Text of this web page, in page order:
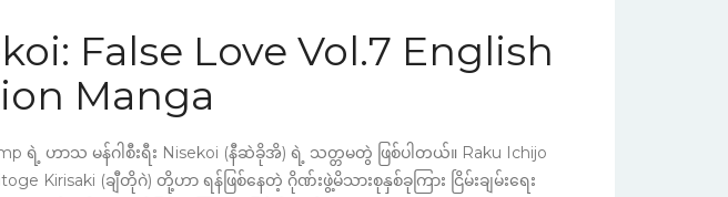
False Love Vol.7 English
Manga
ရဲ့ ဟာသ မန်ဂါစီးရီး Nisekoi (နီဆဲခိုအိ) ရဲ့ သတ္တမတွဲ ဖြစ်ပါတယ်။ Raku Ichijo
Kirisaki (ချီတိုဂဲ) တို့ဟာ ရန်ဖြစ်နေတဲ့ ဂိုဏ်းဖွဲ့မိသားစုနှစ်ခုကြား ငြိမ်းချမ်းရေး